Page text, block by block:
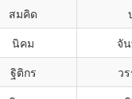
สมคิด
นิคม จั
ฐิติกร ว